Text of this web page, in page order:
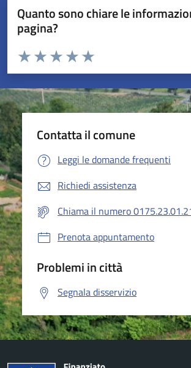
Quanto sono chiare le
pagina?
Valuta da 1 a 5 stelle la pagina
Valuta 5 stelle su 5
Valuta 4 stelle su 5
Valuta 3 stelle su 5
Valuta 2 stelle su 5
Valuta 1 stelle su 5
Contatta il comune
Leggi le domande frequenti
Richiedi assistenza
Chiama il numero
Prenota appuntamento
Problemi in città
Segnala disservizio